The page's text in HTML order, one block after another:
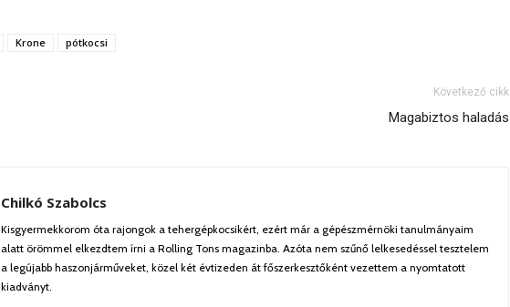
Krone pótkocsi
Következő cikk
Magabiztos haladás
Chilkó Szabolcs
Kisgyermekkorom óta rajongok a tehergépkocsikért, ezért már a gépészmérnöki tanulmányaim
alatt örömmel elkezdtem írni a Rolling Tons magazinba. Azóta nem szűnő lelkesedéssel tesztelem
a legújabb haszonjárműveket, közel két évtizeden át főszerkesztőként vezettem a nyomtatott
kiadványt.